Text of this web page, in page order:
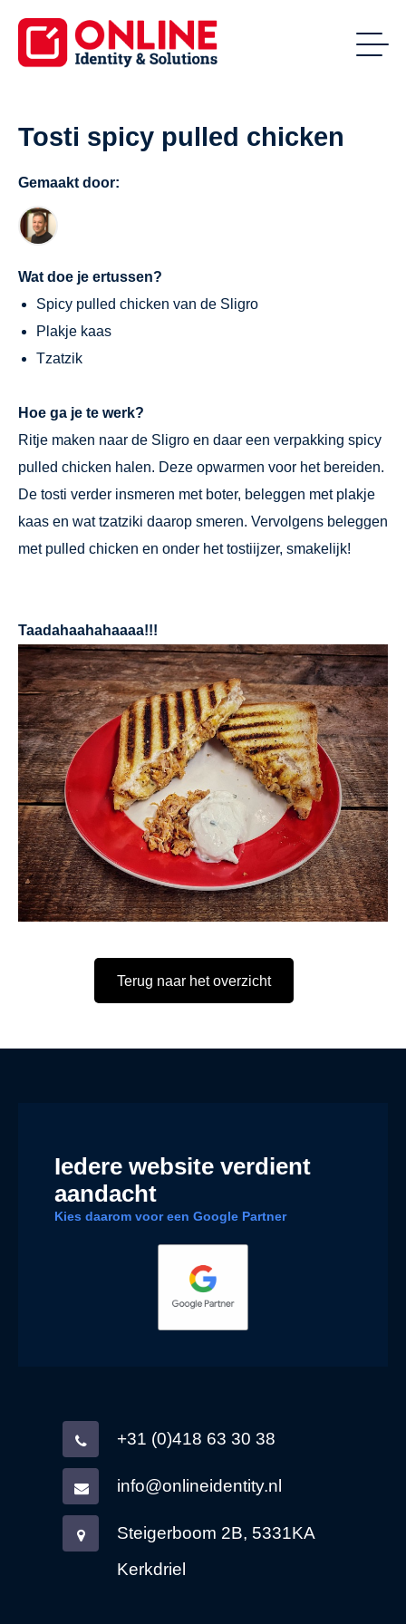
Tosti spicy pulled chicken
Gemaakt door:
Wat doe je ertussen?
Spicy pulled chicken van de Sligro
Plakje kaas
Tzatzik
Hoe ga je te werk?
Ritje maken naar de Sligro en daar een verpakking spicy
pulled chicken halen. Deze opwarmen voor het bereiden.
De tosti verder insmeren met boter, beleggen met plakje
kaas en wat tzatziki daarop smeren. Vervolgens beleggen
met pulled chicken en onder het tostiijzer, smakelijk!
Taadahaahahaaaa!!!
Terug naar het overzicht
Iedere website verdient
aandacht
Kies daarom voor een Google Partner
+31 (0)418 63 30 38
info@onlineidentity.nl
Steigerboom 2B, 5331KA
Kerkdriel